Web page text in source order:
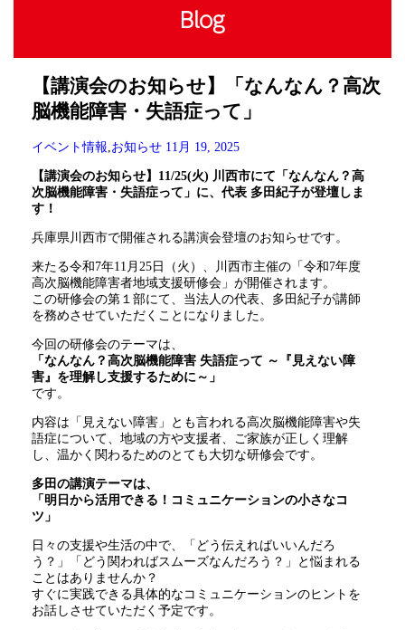
Blog
【講演会のお知らせ】「なんなん？高次
脳機能障害・失語症って」
イベント情報,お知らせ 11月 19, 2025
【講演会のお知らせ】11/25(火) 川西市にて「なんなん？高
次脳機能障害・失語症って」に、代表 多田紀子が登壇しま
す！
兵庫県川西市で開催される講演会登壇のお知らせです。
来たる令和7年11月25日（火）、川西市主催の「令和7年度
高次脳機能障害者地域支援研修会」が開催されます。
この研修会の第１部にて、当法人の代表、多田紀子が講師
を務めさせていただくことになりました。
今回の研修会のテーマは、
「なんなん？高次脳機能障害 失語症って ～『見えない障
害』を理解し支援するために～」
です。
内容は「見えない障害」とも言われる高次脳機能障害や失
語症について、地域の方や支援者、ご家族が正しく理解
し、温かく関わるためのとても大切な研修会です。
多田の講演テーマは、
「明日から活用できる！コミュニケーションの小さなコ
ツ」
日々の支援や生活の中で、「どう伝えればいいんだろ
う？」「どう関わればスムーズなんだろう？」と悩まれる
ことはありませんか？
すぐに実践できる具体的なコミュニケーションのヒントを
お話しさせていただく予定です。